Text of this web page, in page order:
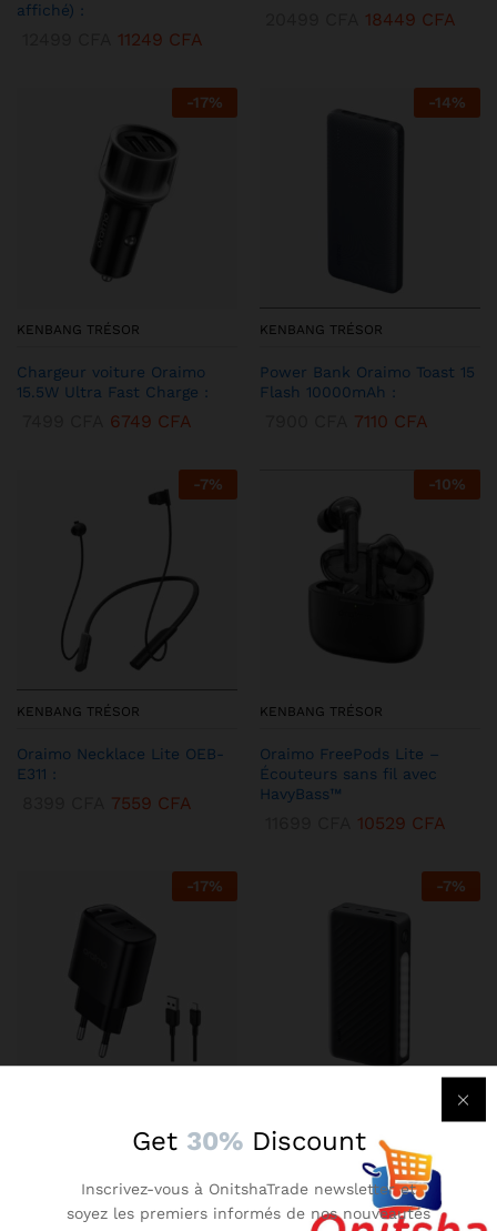
affiché) :
11249 CFA
18449 CFA
-17%
KENBANG TRÉSOR
Chargeur voiture Oraimo
15.5W Ultra Fast Charge :
6749 CFA
-14%
KENBANG TRÉSOR
Power Bank Oraimo Toast 15
Flash 10000mAh :
7110 CFA
-7%
KENBANG TRÉSOR
Oraimo Necklace Lite OEB-
E311 :
7559 CFA
-10%
KENBANG TRÉSOR
Oraimo FreePods Lite –
Écouteurs sans fil avec
HavyBass™
10529 CFA
-17%
Chargeur Mural Oraimo 2A –
AniFast™
2899CFA 2609CFA
-7%
Oraimo Traveler 3 Lit –
Batterie Externe 27000 mAh
Ultra-Puissante
14899CFA 13409CFA
Get 30% Discount
Inscrivez-vous à OnitshaTrade newsletter et
soyez les premiers informés de nos nouveautés